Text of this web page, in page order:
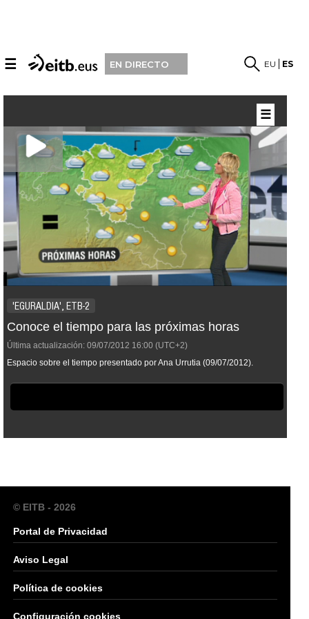
☰ EN DIRECTO EU ES
'EGURALDIA', ETB-2
Conoce el tiempo para las próximas horas
Última actualización: 09/07/2012 16:00 (UTC+2)
Espacio sobre el tiempo presentado por Ana Urrutia (09/07/2012).
☰
© EITB - 2026
Portal de Privacidad
Aviso Legal
Política de cookies
Configuración cookies